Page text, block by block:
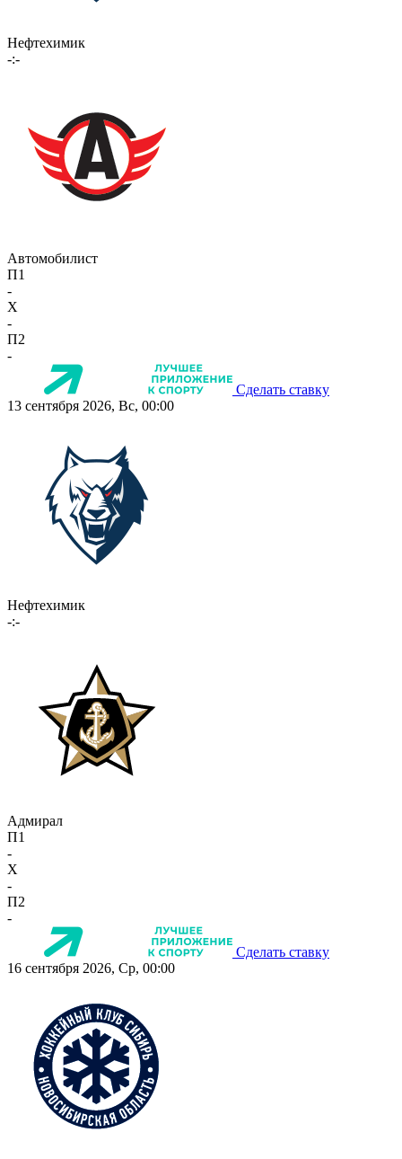
Нефтехимик
-:-
Автомобилист
П1
-
X
-
П2
-
Сделать ставку
13 сентября 2026, Вс, 00:00
Нефтехимик
-:-
Адмирал
П1
-
X
-
П2
-
Сделать ставку
16 сентября 2026, Ср, 00:00